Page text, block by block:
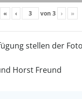
« ‹ von 3 › »
stellen der
Horst Freund